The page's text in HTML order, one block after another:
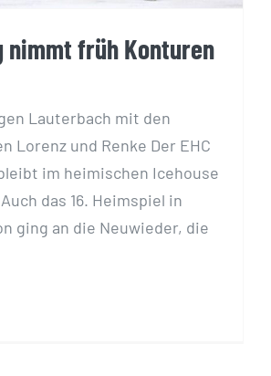
nimmt früh Konturen
Lauterbach mit den
Lorenz und Renke Der EHC
bleibt im heimischen Icehouse
das 16. Heimspiel in
ging an die Neuwieder, die